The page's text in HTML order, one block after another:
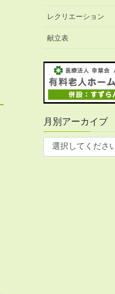
レクリエーション
献立表
月別アーカイブ